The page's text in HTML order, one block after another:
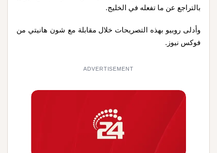
‌بالتراجع عن ‌ما تفعله في الخليج.
وأدلى روبيو بهذه ‌التصريحات خلال مقابلة مع شون هانيتي من
فوكس نيوز.
ADVERTISEMENT